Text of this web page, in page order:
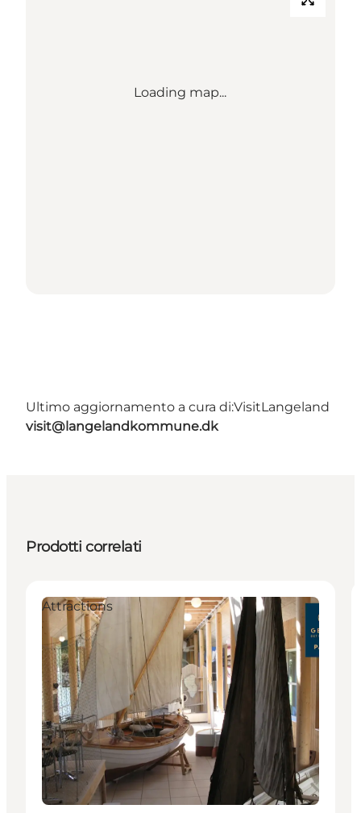
Loading map...
Ultimo aggiornamento a cura di:VisitLangeland
visit@langelandkommune.dk
Prodotti correlati
Attractions